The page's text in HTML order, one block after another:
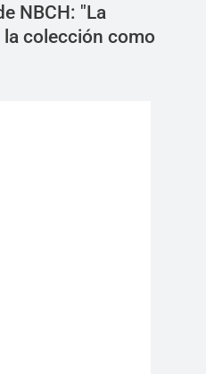
NBCH: "La
colección como